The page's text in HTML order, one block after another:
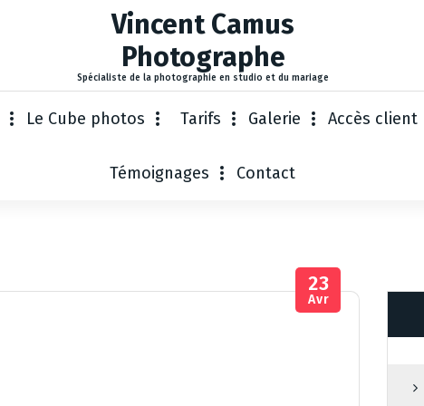
Vincent Camus
Photographe
Spécialiste de la photographie en studio et du mariage
Le Cube photos Tarifs Galerie Accès client
Témoignages Contact
23
Avr